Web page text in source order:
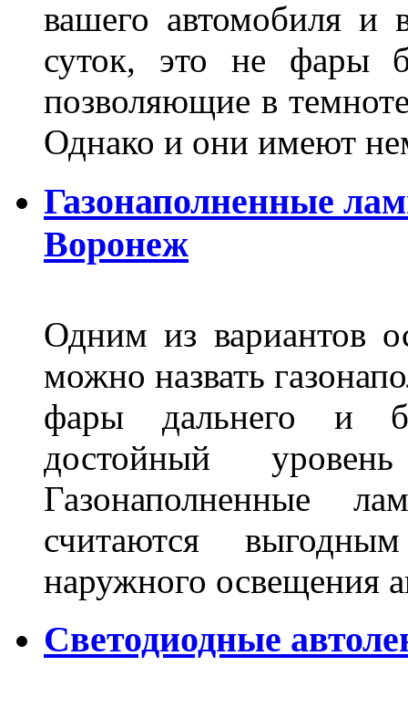
вашего автомобиля и
суток, это не фары
позволяющие в
Однако и они имеют
Газонаполненные
Воронеж
Одним из вариантов
можно назвать
фары дальнего и
достойный
Газонаполненные
считаются
наружного освещения
Светодиодные